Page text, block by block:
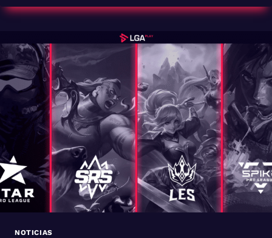
DE
LISTAS
PARA
INICIAR
A
FINALES
DE
ABRIL
NOTICIAS